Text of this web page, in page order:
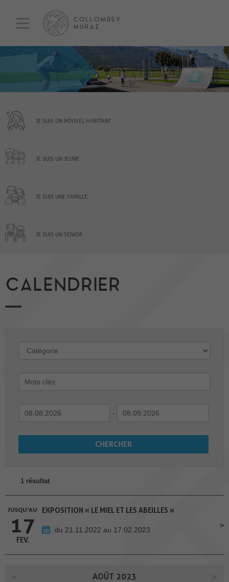
JE SUIS UN NOUVEL HABITANT
JE SUIS UN JEUNE
JE SUIS UNE FAMILLE
JE SUIS UN SENIOR
CALENDRIER
-
1 résultat
JUSQU'AU
17
FEV.
EXPOSITION « LE MIEL ET LES ABEILLES »
du 21.11.2022 au 17.02.2023
AOÛT 2023